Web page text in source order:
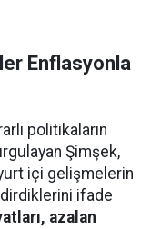
Enflasyonla
politikaların
Şimşek,
içi gelişmelerin
ifade
azalan